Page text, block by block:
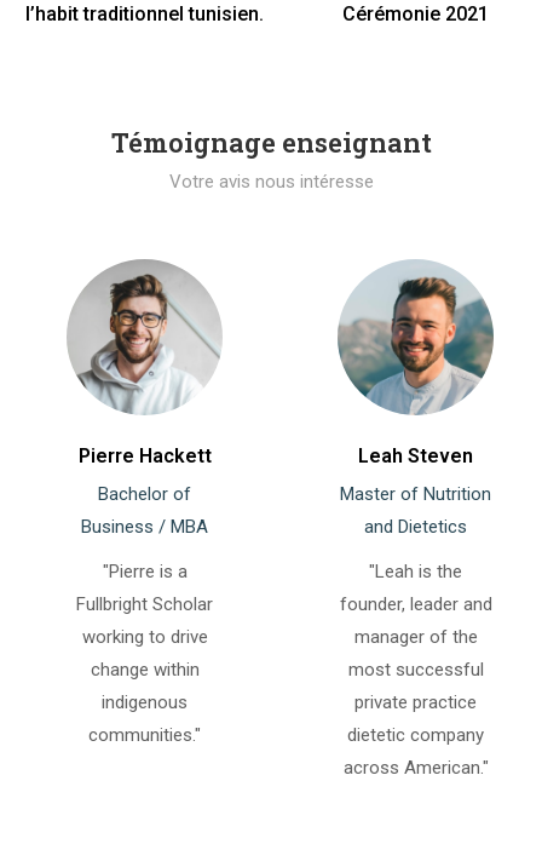
l’habit traditionnel tunisien.
Cérémonie 2021
Témoignage enseignant
Votre avis nous intéresse
Pierre Hackett
Bachelor of
Business / MBA
"Pierre is a
Fullbright Scholar
working to drive
change within
indigenous
communities."
Leah Steven
Master of Nutrition
and Dietetics
"Leah is the
founder, leader and
manager of the
most successful
private practice
dietetic company
across American."